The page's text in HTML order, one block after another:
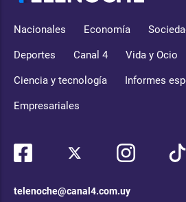
Nacionales Economía
Deportes Canal 4 Vida y Ocio
Ciencia y tecnología Informes
Empresariales
telenoche@canal4.com.uy